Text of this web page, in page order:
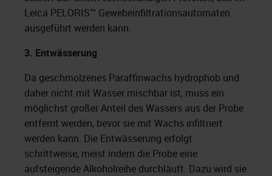
Leica PELORIS™ Gewebeinfiltrationsautomaten
ausgeführt werden kann.
3. Entwässerung
Da geschmolzenes Paraffinwachs hydrophob und
daher nicht mit Wasser mischbar ist, muss ein
möglichst großer Anteil des Wassers aus der Probe
entfernt werden, bevor sie mit Wachs infiltriert
werden kann. Die Entwässerung erfolgt
schrittweise, meist indem die Probe eine
aufsteigende Alkoholreihe durchläuft. Dazu wird sie